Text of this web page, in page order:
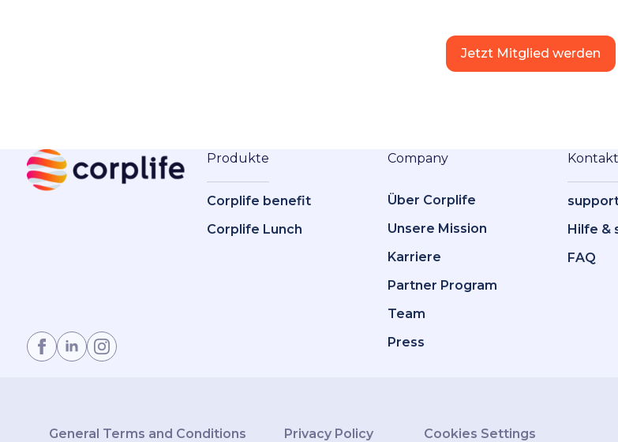
Jetzt Mitglied werden
Produkte
Corplife benefit
Corplife Lunch
Company
Über Corplife
Unsere Mission
Karriere
Partner Program
Team
Press
Kontakt
Hilfe &
FAQ
General Terms and Conditions Privacy Policy Cookies Settings